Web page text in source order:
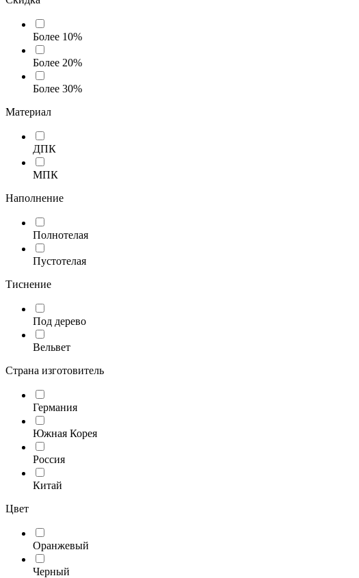
Более 10%
Более 20%
Более 30%
Материал
ДПК
МПК
Наполнение
Полнотелая
Пустотелая
Тиснение
Под дерево
Вельвет
Страна изготовитель
Германия
Южная Корея
Россия
Китай
Цвет
Оранжевый
Черный